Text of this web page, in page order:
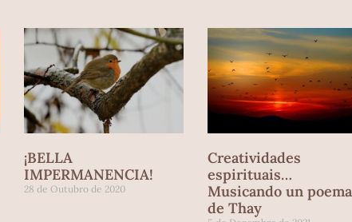
¡BELLA
IMPERMANENCIA!
28 de Outubro de 2020
Creatividades
espirituais…
Musicando un poema
de Thay